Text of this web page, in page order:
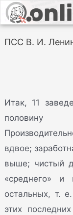
ПСС В. И.
Итак, 11
половину
вдвое;
выше; чистый
«среднего» и
остальных, т.
этих